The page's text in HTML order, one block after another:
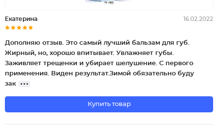
Екатерина 16.02.2022
Дополняю отзыв. Это самый лучший бальзам для губ.
Жирный, но, хорошо впитывает. Увлажняет губы.
Заживляет трещенки и убирает шелушение. С первого
применения. Виден результат.Зимой обязательно буду
зак
Купить товар